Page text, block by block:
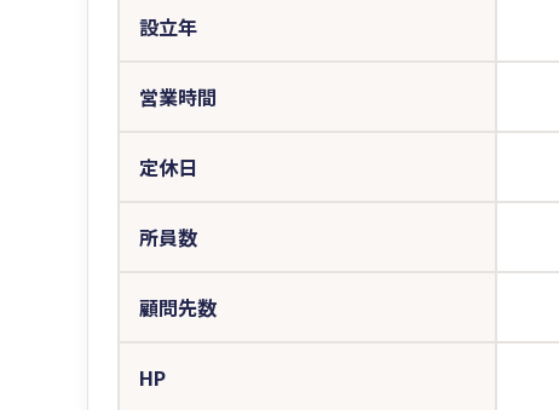
設立年
営業時間
定休日
所員数
顧問先数
HP